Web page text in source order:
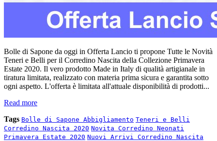
Bolle di Sapone da oggi in Offerta Lancio ti propone Tutte le Novità
Teneri e Belli per il Corredino Nascita della Collezione Primavera
Estate 2020. Il vero prodotto Made in Italy di qualità artigianale in
tiratura limitata, realizzato con materia prima sicura e garantita sotto
ogni aspetto. L'offerta è limitata all'attuale disponibilità di prodotti...
Read more
Tags Bolle di Sapone Abbigliamento Teneri e Belli
Corredino Nascita 2020 Novita Corredino Neonati
Primavera Estate 2020 Nuovi Arrivi Corredino Nascita